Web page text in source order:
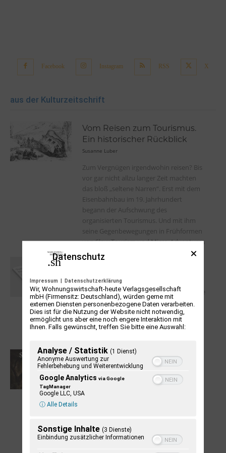
Facebook Instagram RSS X
aus der Kulturzeitschrift
Vom Reisen zum Tourismus.
Ein historischer Rückblick
Susanne Luber
Zum Vergnügen irgendwohin reisen? Bis
vor gar nicht allzu langer Zeit machten
das bloß „seltene Narren“. Erst mit dem
Eisenbahnbau im 19. Jahrhundert
begann der Aufschwung des
organisierten Tourismus. Und mit ihm
seine Gegenbewegungen in Frühformen
von Slow Tourism und Micro-Adventures
Liebe Leserin, lieber Leser, auch wenn die
Menschheit schon immer sehr mobil
gewesen ist, scheint der temporäre
Ortswechsel „zum Vergnügen“ ein recht
Schleswig-Holstein Ausgabe
sechs 2013
Redaktion Schleswig-Holstein
Top-Themen: Das Gavnø-Retabel im
Kriegerdenkmäler heute? // Kieler
Frieden: 1814 - ein Schicksalsjahr für den
Datenschutz
Impressum Datenschutzerklärung
Wir, Wohnungswirtschaft-heute Verlagsgesellschaft
mbH (Firmensitz: Deutschland), würden gerne mit
externen Diensten personenbezogene Daten verarbeiten.
Dies ist für die Nutzung der Website nicht notwendig,
ermöglicht uns aber eine noch engere Interaktion mit
Ihnen. Falls gewünscht, treffen Sie bitte eine Auswahl:
Analyse / Statistik (1 Dienst)
Anonyme Auswertung zur
Fehlerbehebung und Weiterentwicklung
Google Analytics via Google
TagManager
Google LLC, USA
ⓘ Alle Details
Sonstige Inhalte (3 Dienste)
Einbindung zusätzlicher Informationen